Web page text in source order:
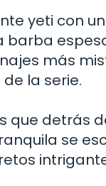
yeti con
barba
más
la serie.
que detrás
se